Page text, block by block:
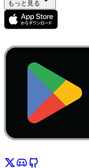
もっと見る